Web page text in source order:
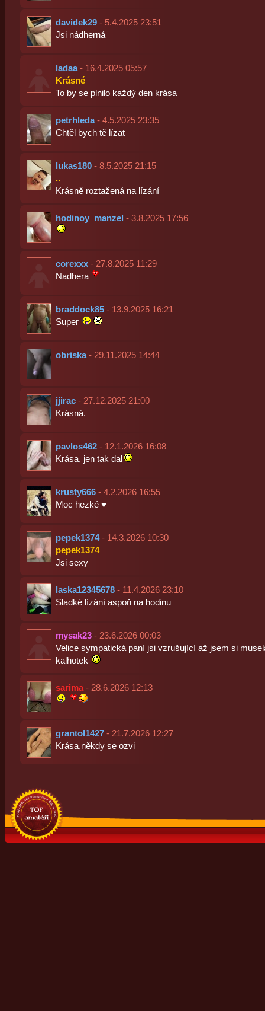
davidek29- 5.4.2025 23:51
Jsi nádherná
ladaa- 16.4.2025 05:57
Krásné
To by se plnilo každý den krása
petrhleda- 4.5.2025 23:35
Chtěl bych tě lízat
lukas180- 8.5.2025 21:15
..
Krásně roztažená na lízání
hodinoy_manzel - 3.8.2025 17:56
corexxx- 27.8.2025 11:29
Nadhera
braddock85- 13.9.2025 16:21
Super
obriska- 29.11.2025 14:44
jjirac- 27.12.2025 21:00
Krásná.
pavlos462- 12.1.2026 16:08
Krása, jen tak dal
krusty666- 4.2.2026 16:55
Moc hezké ♥️
pepek1374- 14.3.2026 10:30
pepek1374
Jsi sexy
laska12345678- 11.4.2026 23:10
Sladké lízání aspoň na hodinu
mysak23- 23.6.2026 00:03
Velice sympatická paní jsi vzrušující až jsem si
kalhotek
sarima- 28.6.2026 12:13
grantol1427- 21.7.2026 12:27
Krása,někdy se ozvi